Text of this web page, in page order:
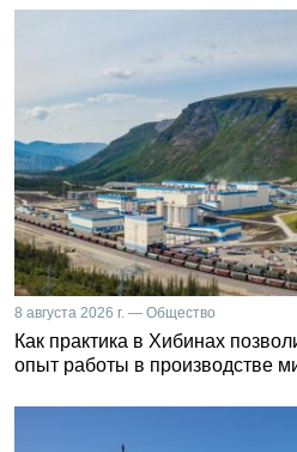
8 августа 2026 г. — Общество
Как практика в Хибинах
опыт работы в производстве